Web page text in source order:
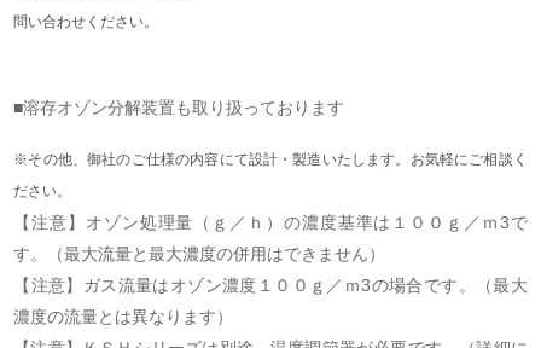
問い合わせください。
■溶存オゾン分解装置も取り扱っております
※その他、御社のご仕様の内容にて設計・製造いたします。お気軽にご相談く
ださい。
【注意】オゾン処理量（ｇ／ｈ）の濃度基準は１００ｇ／ｍ3で
す。（最大流量と最大濃度の併用はできません）
【注意】ガス流量はオゾン濃度１００ｇ／ｍ3の場合です。（最大
濃度の流量とは異なります）